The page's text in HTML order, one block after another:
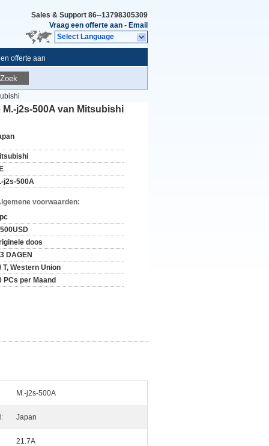
Sales & Support 86--13798305309
Vraag een offerte aan - Email
Select Language
offerte aan
Zoek
j2s-500A van Mitsubishi
j2s-500A
voorwaarden:
doos
DAGEN
T, Western Union
PCs per Maand
M.-j2s-500A
Japan
21.7A